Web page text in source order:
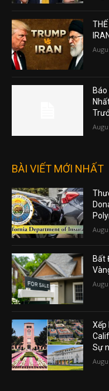
BÀI VIẾT MỚI NHẤT
Bất
Xếp
Sự